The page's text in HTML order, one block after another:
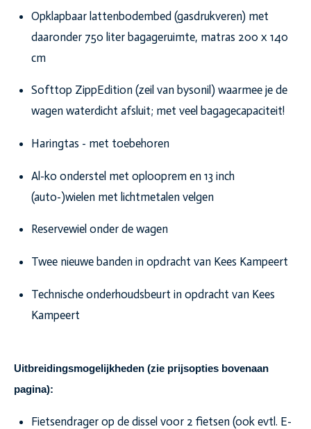
Opklapbaar lattenbodembed (gasdrukveren) met
daaronder 750 liter bagageruimte, matras 200 x 140
cm
Softtop ZippEdition (zeil van bysonil) waarmee je de
wagen waterdicht afsluit; met veel bagagecapaciteit!
Haringtas - met toebehoren
Al-ko onderstel met oplooprem en 13 inch
(auto-)wielen met lichtmetalen velgen
Reservewiel onder de wagen
Twee nieuwe banden in opdracht van Kees Kampeert
Technische onderhoudsbeurt in opdracht van Kees
Kampeert
Uitbreidingsmogelijkheden (zie prijsopties bovenaan
pagina):
Fietsendrager op de dissel voor 2 fietsen (ook evtl. E-